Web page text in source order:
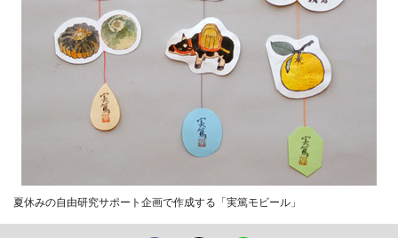
夏休みの自由研究サポート企画で作成する「実篤モビール」